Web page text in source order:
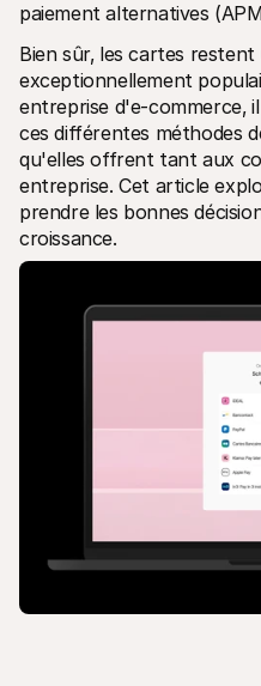
paiement alternatives
Bien sûr‚ les cartes
exceptionnellement
entreprise d'e-commerce‚
ces différentes méthodes
qu'elles offrent tant aux
entreprise. Cet article
prendre les bonnes
croissance.